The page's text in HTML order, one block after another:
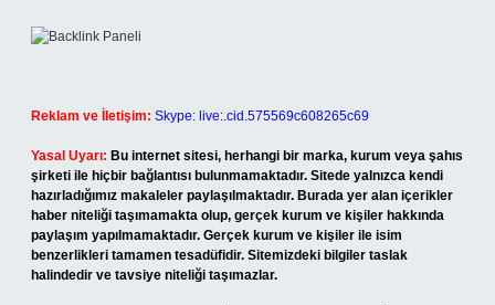
Reklam ve İletişim: Skype: live:.cid.575569c608265c69
Yasal Uyarı: Bu internet sitesi, herhangi bir marka, kurum veya şahıs
şirketi ile hiçbir bağlantısı bulunmamaktadır. Sitede yalnızca kendi
hazırladığımız makaleler paylaşılmaktadır. Burada yer alan içerikler
haber niteliği taşımamakta olup, gerçek kurum ve kişiler hakkında
paylaşım yapılmamaktadır. Gerçek kurum ve kişiler ile isim
benzerlikleri tamamen tesadüfidir. Sitemizdeki bilgiler taslak
halindedir ve tavsiye niteliği taşımazlar.